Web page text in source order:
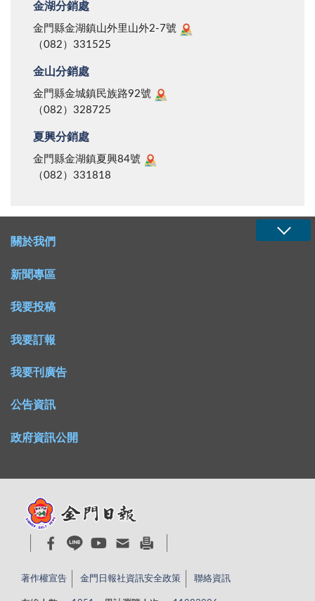
金湖分銷處
金門縣金湖鎮山外里山外2-7號
（082）331525
金山分銷處
金門縣金城鎮民族路92號
（082）328725
夏興分銷處
金門縣金湖鎮夏興84號
（082）331818
關於我們
新聞專區
我要投稿
我要訂報
我要刊廣告
公告資訊
政府資訊公開
著作權宣告 金門日報社資訊安全政策 聯絡資訊